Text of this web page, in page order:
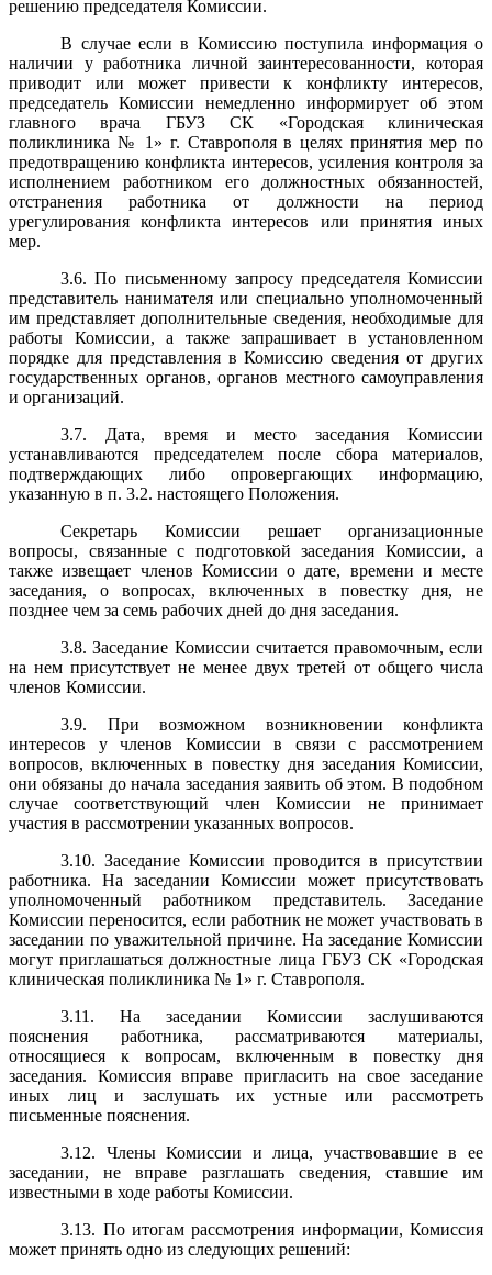
решению председателя Комиссии.
В случае если в Комиссию поступила информация о
наличии у работника личной заинтересованности, которая
приводит или может привести к конфликту интересов,
председатель Комиссии немедленно информирует об этом
главного врача ГБУЗ СК «Городская клиническая
поликлиника № 1» г. Ставрополя в целях принятия мер по
предотвращению конфликта интересов, усиления контроля за
исполнением работником его должностных обязанностей,
отстранения работника от должности на период
урегулирования конфликта интересов или принятия иных
мер.
3.6. По письменному запросу председателя Комиссии
представитель нанимателя или специально уполномоченный
им представляет дополнительные сведения, необходимые для
работы Комиссии, а также запрашивает в установленном
порядке для представления в Комиссию сведения от других
государственных органов, органов местного самоуправления
и организаций.
3.7. Дата, время и место заседания Комиссии
устанавливаются председателем после сбора материалов,
подтверждающих либо опровергающих информацию,
указанную в п. 3.2. настоящего Положения.
Секретарь Комиссии решает организационные
вопросы, связанные с подготовкой заседания Комиссии, а
также извещает членов Комиссии о дате, времени и месте
заседания, о вопросах, включенных в повестку дня, не
позднее чем за семь рабочих дней до дня заседания.
3.8. Заседание Комиссии считается правомочным, если
на нем присутствует не менее двух третей от общего числа
членов Комиссии.
3.9. При возможном возникновении конфликта
интересов у членов Комиссии в связи с рассмотрением
вопросов, включенных в повестку дня заседания Комиссии,
они обязаны до начала заседания заявить об этом. В подобном
случае соответствующий член Комиссии не принимает
участия в рассмотрении указанных вопросов.
3.10. Заседание Комиссии проводится в присутствии
работника. На заседании Комиссии может присутствовать
уполномоченный работником представитель. Заседание
Комиссии переносится, если работник не может участвовать в
заседании по уважительной причине. На заседание Комиссии
могут приглашаться должностные лица ГБУЗ СК «Городская
клиническая поликлиника № 1» г. Ставрополя.
3.11. На заседании Комиссии заслушиваются
пояснения работника, рассматриваются материалы,
относящиеся к вопросам, включенным в повестку дня
заседания. Комиссия вправе пригласить на свое заседание
иных лиц и заслушать их устные или рассмотреть
письменные пояснения.
3.12. Члены Комиссии и лица, участвовавшие в ее
заседании, не вправе разглашать сведения, ставшие им
известными в ходе работы Комиссии.
3.13. По итогам рассмотрения информации, Комиссия
может принять одно из следующих решений: